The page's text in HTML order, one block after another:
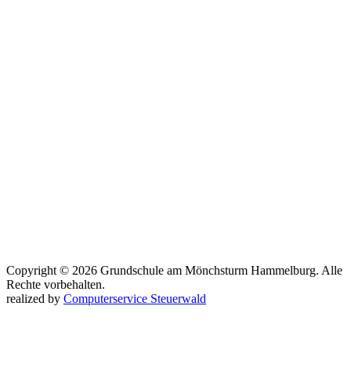
Copyright © 2026 Grundschule am Mönchsturm Hammelburg. Alle
Rechte vorbehalten.
realized by Computerservice Steuerwald